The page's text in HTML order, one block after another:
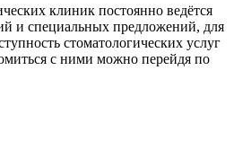
клиник постоянно ведётся
и специальных предложений, для
стоматологических услуг
с ними можно перейдя по